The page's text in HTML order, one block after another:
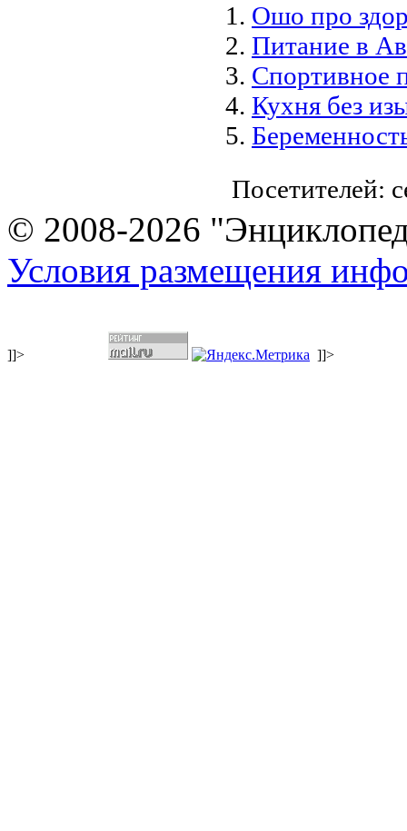
Ошо про
Питание в
Спортивное
Кухня без
Посетителей:
© 2008-2026
Условия размещения
]]> ]]>